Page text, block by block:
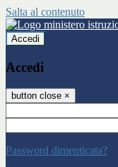
Salta al contenuto
Accedi
Accedi
button close ×
Password dimenticata?